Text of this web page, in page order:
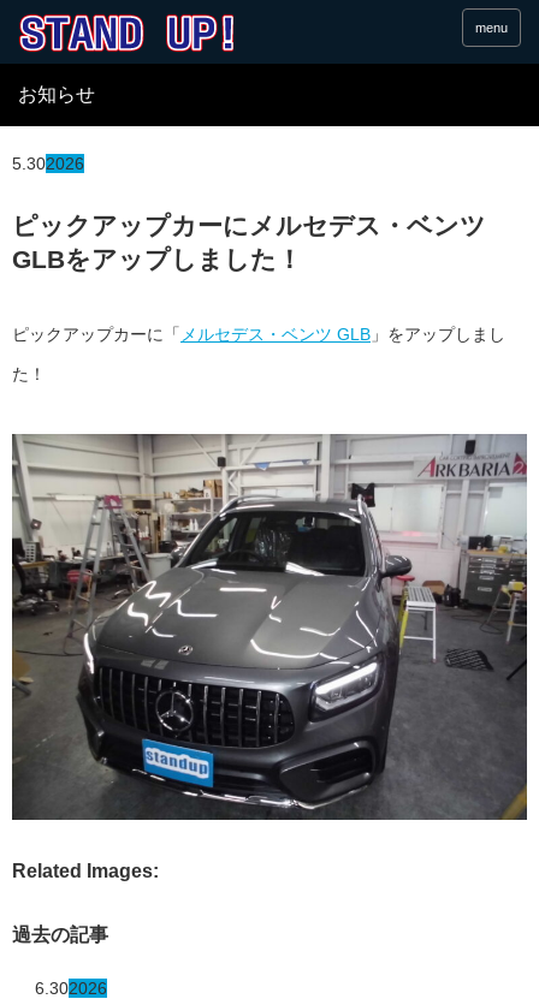
menu
お知らせ
5.302026
ピックアップカーにメルセデス・ベンツ
GLBをアップしました！
ピックアップカーに「 メルセデス・ベンツ GLB 」をアップしまし
た！
Related Images:
過去の記事
6.302026